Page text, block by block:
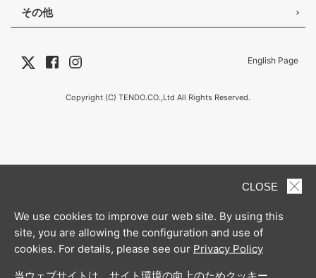
その他
English Page
Copyright (C) TENDO.CO.,Ltd All Rights Reserved.
CLOSE
We use cookies to improve our web site. By using this
site, you are allowing the configuration and use of
cookies. For details, please see our Privacy Policy